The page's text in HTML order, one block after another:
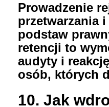
Prowadzenie
przetwarzania
podstaw
retencji to
audyty i
osób, których
10. Jak